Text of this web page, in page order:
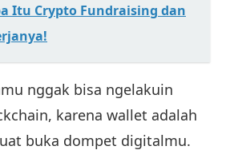
Itu Crypto Fundraising dan
nggak bisa ngelakuin
karena wallet adalah
buka dompet digitalmu.